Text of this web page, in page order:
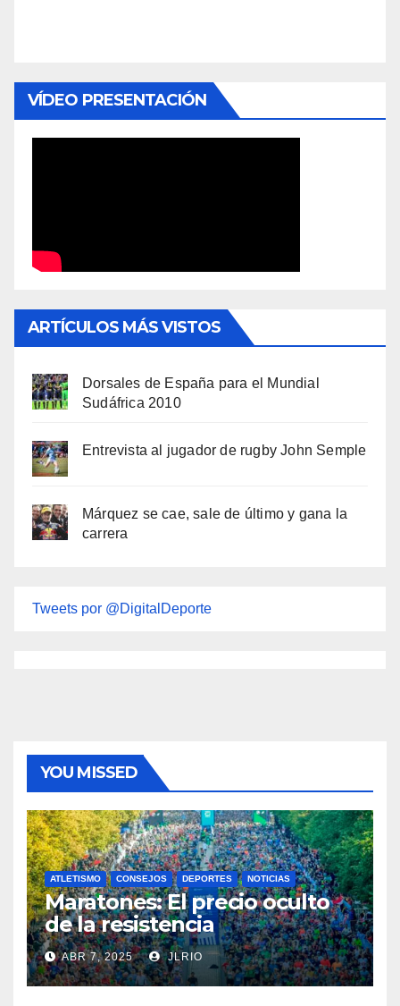
VÍDEO PRESENTACIÓN
ARTÍCULOS MÁS VISTOS
Dorsales de España para el Mundial
Sudáfrica 2010
Entrevista al jugador de rugby John Semple
Márquez se cae, sale de último y gana la
carrera
Tweets por @DigitalDeporte
YOU MISSED
ATLETISMO CONSEJOS DEPORTES NOTICIAS
Maratones: El precio oculto
de la resistencia
ABR 7, 2025 JLRIO